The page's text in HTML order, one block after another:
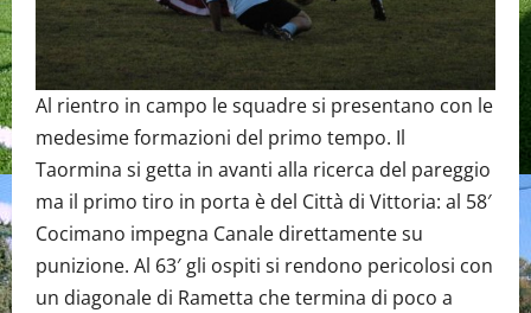
Al rientro in campo le squadre si presentano con le
medesime formazioni del primo tempo. Il
Taormina si getta in avanti alla ricerca del pareggio
ma il primo tiro in porta è del Città di Vittoria: al 58′
Cocimano impegna Canale direttamente su
punizione. Al 63′ gli ospiti si rendono pericolosi con
un diagonale di Rametta che termina di poco a